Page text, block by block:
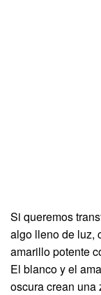
Si queremos
algo lleno de luz,
amarillo potente
El blanco y el
oscura crean una